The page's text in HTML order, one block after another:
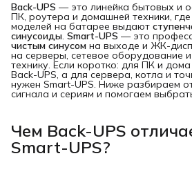
Back-UPS — это линейка бытовых и
ПК, роутера и домашней техники,
моделей на батарее выдают
синусоиды. Smart-UPS — это
чистым синусом на выходе и ЖК-
на серверы, сетевое оборудование
технику. Если коротко: для ПК и
Back-UPS, а для сервера, котла и
нужен Smart-UPS. Ниже разбираем
сигнала и сериям и помогаем
Чем Back-UPS
Smart-UPS?